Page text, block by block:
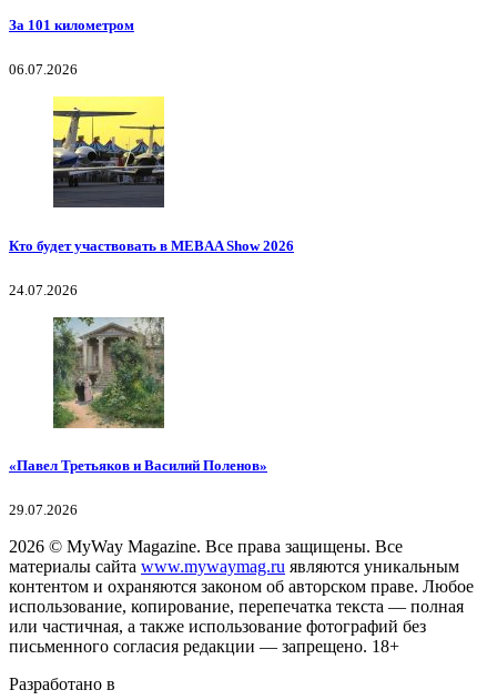
За 101 километром
06.07.2026
Кто будет участвовать в MEBAA Show 2026
24.07.2026
«Павел Третьяков и Василий Поленов»
29.07.2026
2026 © MyWay Magazine. Все права защищены. Все
материалы сайта www.mywaymag.ru являются уникальным
контентом и охраняются законом об авторском праве. Любое
использование, копирование, перепечатка текста — полная
или частичная, а также использование фотографий без
письменного согласия редакции — запрещено. 18+
Разработано в